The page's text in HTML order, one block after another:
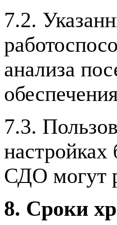
7.2.
анализа
7.3.
СДО могут
8. Сроки